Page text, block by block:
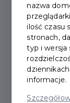
2025-04-16
nazwa
ilość czasu
stronach,
typ i wersja
informacje.